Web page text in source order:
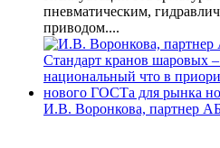
пневматическим,
приводом....
И.В. Воронкова, партнер